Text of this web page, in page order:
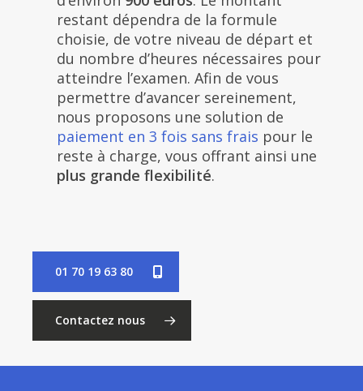
restant dépendra de la formule
choisie, de votre niveau de départ et
du nombre d’heures nécessaires pour
atteindre l’examen. Afin de vous
permettre d’avancer sereinement,
nous proposons une solution de
paiement en 3 fois sans frais pour le
reste à charge, vous offrant ainsi une
plus grande flexibilité.
01 70 19 63 80
Contactez nous